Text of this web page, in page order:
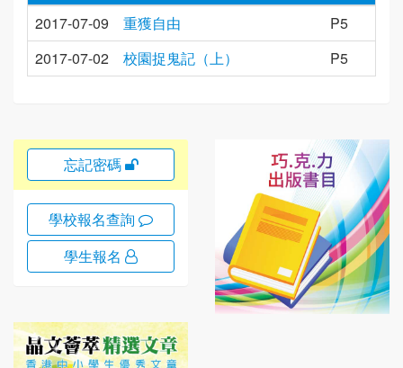
2017-07-09
重獲自由
P5
2017-07-02
校園捉鬼記（上） P5
忘記密碼
學校報名查詢
學生報名